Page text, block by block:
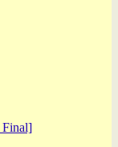
Final]